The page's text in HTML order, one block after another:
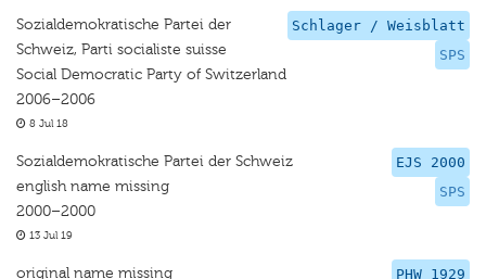
Schlager / Weisblatt
SPS
Sozialdemokratische Partei der
Schweiz, Parti socialiste suisse
Social Democratic Party of Switzerland
2006–2006
8 Jul 18
EJS 2000
SPS
Sozialdemokratische Partei der Schweiz
english name missing
2000–2000
13 Jul 19
PHW 1929
original name missing